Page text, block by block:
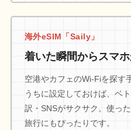
海外eSIM「Saily」
着いた瞬間からスマ
空港やカフェのWi-Fiを探す
うちに設定しておけば、ベ
訳・SNSがサクサク。使っ
旅行にもぴったりです。